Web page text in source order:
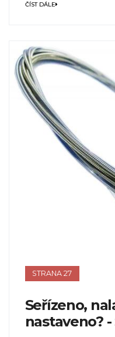
ČÍST DÁLE
STRANA 27
Seřízeno,
nastaveno?